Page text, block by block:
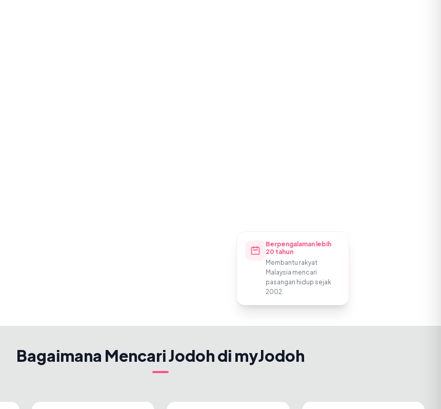
Berpengalaman lebih
20 tahun
Membantu rakyat
Malaysia mencari
pasangan hidup sejak
2002.
Bagaimana Mencari Jodoh di myJodoh